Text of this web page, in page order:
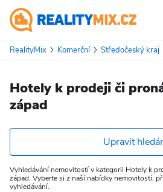
RealityMix Komerční Středočeský kraj
Hotely k prodeji či
západ
Upravit
Vyhledávání nemovitostí v kategorii Hotely k
západ. Vyberte si z naší nabídky nemovitostí,
vyhledávání.